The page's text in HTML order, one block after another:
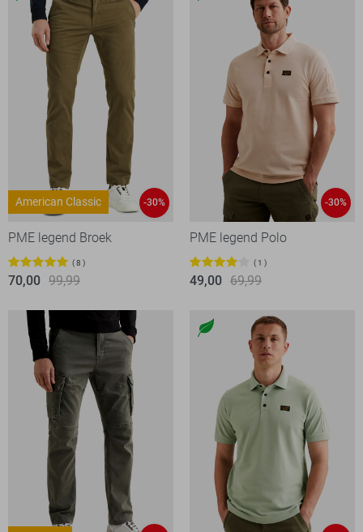
American Classic -30%
PME legend Broek
8
70,00 99,99
-30%
PME legend Polo
1
49,00 69,99